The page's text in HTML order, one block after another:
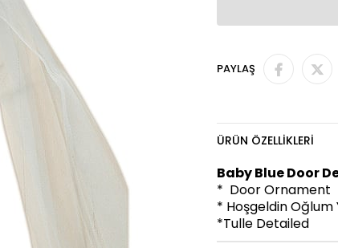
PAYLAŞ
ÜRÜN ÖZELLIKLERI
Baby Blue Door
* Door Ornament
* Hoşgeldin Oğlum
*Tulle Detailed